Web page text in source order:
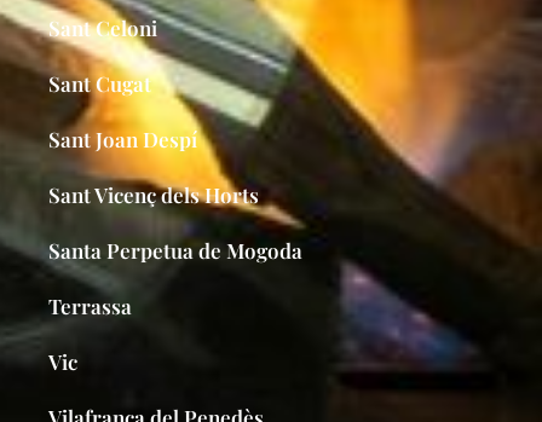
Sant Celoni
Sant Cugat
Sant Joan Despí
Sant Vicenç dels Horts
Santa Perpetua de Mogoda
Terrassa
Vic